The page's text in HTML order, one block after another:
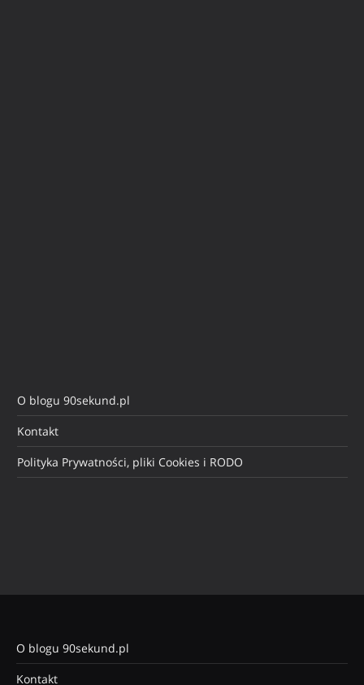
O blogu 90sekund.pl
Kontakt
Polityka Prywatności, pliki Cookies i RODO
O blogu 90sekund.pl
Kontakt